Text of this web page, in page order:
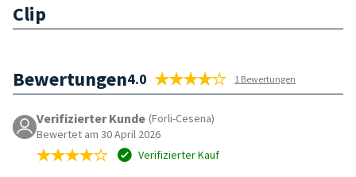
Clip
Bewertungen4.0 1 Bewertungen
Verifizierter Kunde (Forli-Cesena)
Bewertet am 30 April 2026
Verifizierter Kauf